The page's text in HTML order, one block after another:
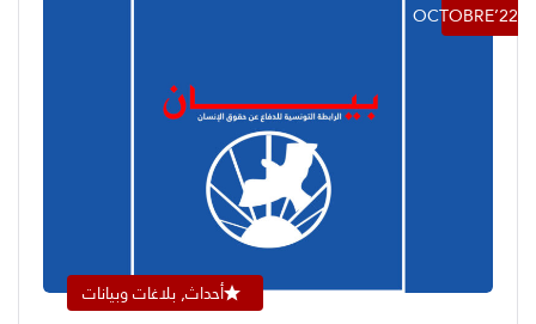
OCTOBRE’22
أحداث, بلاغات وبيانات